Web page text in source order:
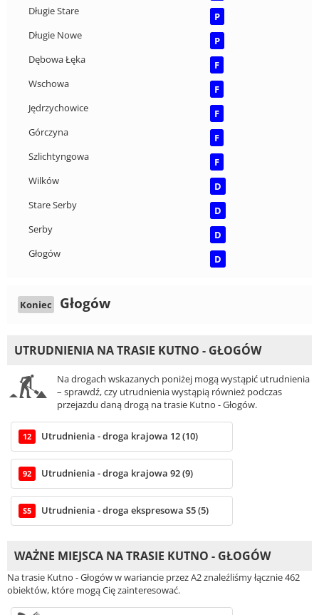
Długie Stare
P
Długie Nowe
P
Dębowa Łęka
F
Wschowa
F
Jędrzychowice
F
Górczyna
F
Szlichtyngowa
F
Wilków
D
Stare Serby
D
Serby
D
Głogów
D
Koniec Głogów
UTRUDNIENIA NA TRASIE KUTNO - GŁOGÓW
Na drogach wskazanych poniżej mogą wystąpić utrudnienia
– sprawdź, czy utrudnienia wystąpią również podczas
przejazdu daną drogą na trasie Kutno - Głogów.
12 Utrudnienia - droga krajowa 12 (10)
92 Utrudnienia - droga krajowa 92 (9)
S5 Utrudnienia - droga ekspresowa S5 (5)
WAŻNE MIEJSCA NA TRASIE KUTNO - GŁOGÓW
Na trasie Kutno - Głogów w wariancie przez A2 znaleźliśmy łącznie 462
obiektów, które mogą Cię zainteresować.